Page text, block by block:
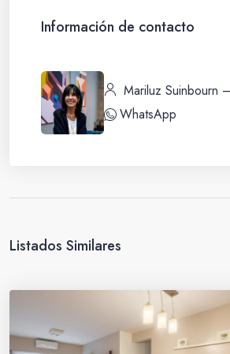
Información de contacto
Mariluz Suinbourn
WhatsApp
Listados Similares